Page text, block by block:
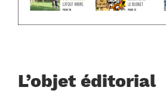
L’objet éditorial